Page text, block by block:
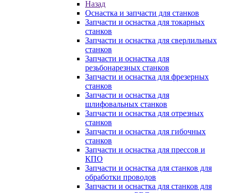
Назад
Оснастка и запчасти для станков
Запчасти и оснастка для токарных
станков
Запчасти и оснастка для сверлильных
станков
Запчасти и оснастка для
резьбонарезных станков
Запчасти и оснастка для фрезерных
станков
Запчасти и оснастка для
шлифовальных станков
Запчасти и оснастка для отрезных
станков
Запчасти и оснастка для гибочных
станков
Запчасти и оснастка для прессов и
КПО
Запчасти и оснастка для станков для
обработки проводов
Запчасти и оснастка для станков для